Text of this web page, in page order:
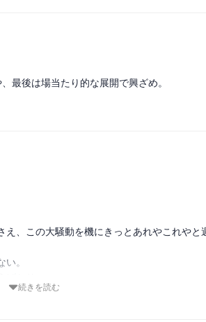
最後は場当たり的な展開で興ざめ。
、この大騒動を機にきっとあれやこれやと
。
続きを読む